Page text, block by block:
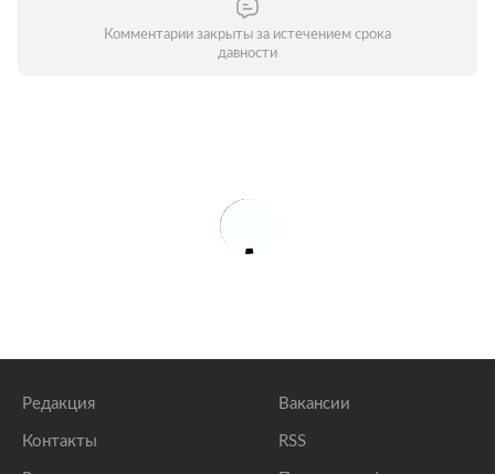
Комментарии закрыты за истечением срока
давности
Редакция
Контакты
Вакансии
RSS